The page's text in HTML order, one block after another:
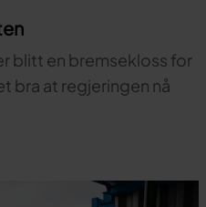
blitt en bremsekloss for
bra at regjeringen nå